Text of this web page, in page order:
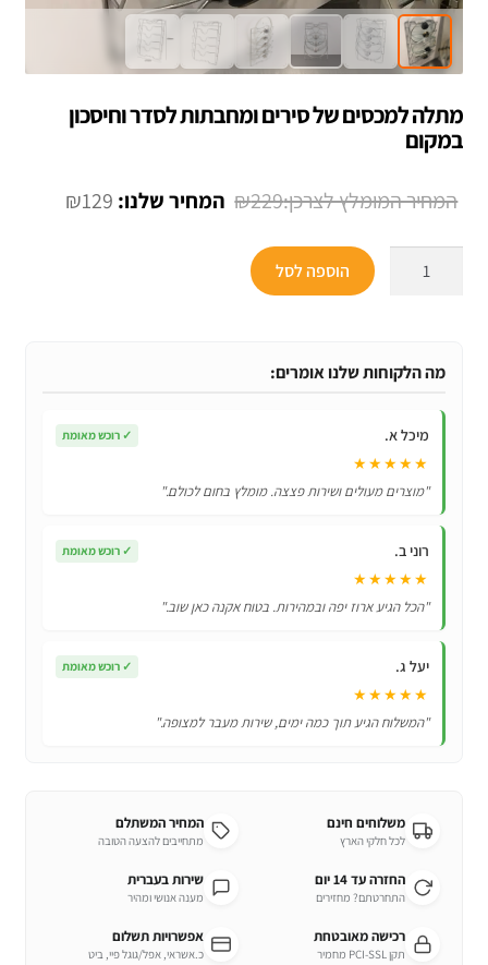
מתלה למכסים של סירים ומחבתות לסדר וחיסכון
במקום
₪229
המחיר
₪129 המחיר
של
ומחבתות
במקום
הוספה לסל
מה הלקוחות שלנו אומרים:
מיכל א. ✓ רוכש מאומת
★★★★★
"מוצרים מעולים ושירות פצצה. מומלץ בחום לכולם."
רוני ב. ✓ רוכש מאומת
★★★★★
"הכל הגיע ארוז יפה ובמהירות. בטוח אקנה כאן שוב."
יעל ג. ✓ רוכש מאומת
★★★★★
"המשלוח הגיע תוך כמה ימים, שירות מעבר למצופה."
משלוחים חינם
לכל חלקי הארץ
המחיר המשתלם
מתחייבים להצעה הטובה
החזרה עד 14 יום
התחרטתם? מחזירים
שירות בעברית
מענה אנושי ומהיר
רכישה מאובטחת
תקן PCI-SSL מחמיר
אפשרויות תשלום
כ.אשראי, אפל/גוגל פיי, ביט